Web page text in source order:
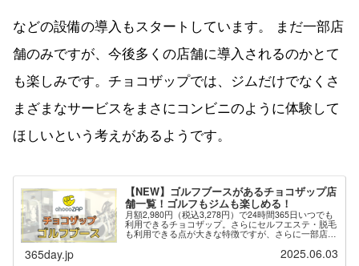
などの設備の導入もスタートしています。 まだ一部店
舗のみですが、今後多くの店舗に導入されるのかとて
も楽しみです。チョコザップでは、ジムだけでなくさ
まざまなサービスをまさにコンビニのように体験して
ほしいという考えがあるようです。
【NEW】ゴルフブースがあるチョコザップ店
舗一覧！ゴルフもジムも楽しめる！
月額2,980円（税込3,278円）で24時間365日いつでも
利用できるチョコザップ。さらにセルフエステ・脱毛
も利用できる点が大きな特徴ですが、さらに一部店舗
365day.jp 2025.06.03